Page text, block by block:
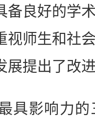
备良好的学
视师生和社
展提出了改
影响力的